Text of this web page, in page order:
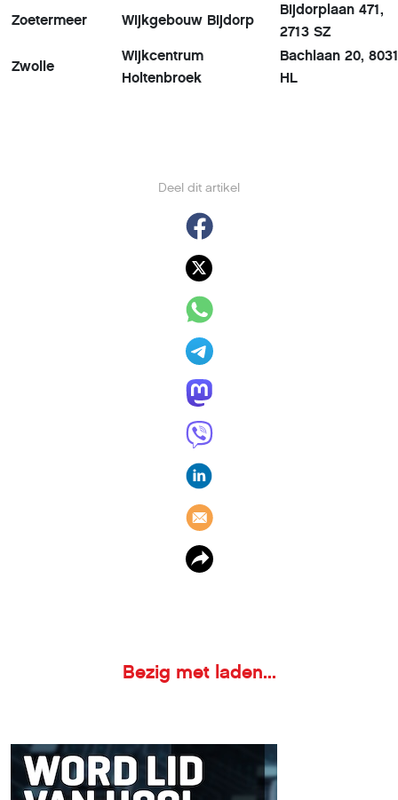
Deel dit artikel
Zoetermeer Wijkgebouw Bijdorp
Bijdorplaan 471,
2713 SZ
Zwolle
Wijkcentrum
Holtenbroek
Bachlaan 20, 8031
HL
Bezig met laden...